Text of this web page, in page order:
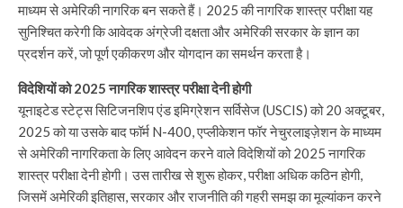
माध्यम से अमेरिकी नागरिक बन सकते हैं। 2025 की नागरिक शास्त्र परीक्षा यह
सुनिश्चित करेगी कि आवेदक अंग्रेजी दक्षता और अमेरिकी सरकार के ज्ञान का
प्रदर्शन करें, जो पूर्ण एकीकरण और योगदान का समर्थन करता है।
विदेशियों को 2025 नागरिक शास्त्र परीक्षा देनी होगी
यूनाइटेड स्टेट्स सिटिजनशिप एंड इमिग्रेशन सर्विसेज (USCIS) को 20 अक्टूबर,
2025 को या उसके बाद फॉर्म N-400, एप्लीकेशन फॉर नेचुरलाइज़ेशन के माध्यम
से अमेरिकी नागरिकता के लिए आवेदन करने वाले विदेशियों को 2025 नागरिक
शास्त्र परीक्षा देनी होगी। उस तारीख से शुरू होकर, परीक्षा अधिक कठिन होगी,
जिसमें अमेरिकी इतिहास, सरकार और राजनीति की गहरी समझ का मूल्यांकन करने